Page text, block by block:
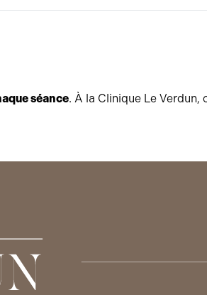
séance. À la Clinique Le